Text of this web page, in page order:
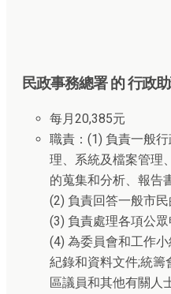
民政事務總署 的 行政
每月20,385元
職責：(1) 負責一般
理、系統及檔案管理
的蒐集和分析、報告
(2) 負責回答一般市
(3) 負責處理各項公
(4) 為委員會和工作
紀錄和資料文件;統
區議員和其他有關人